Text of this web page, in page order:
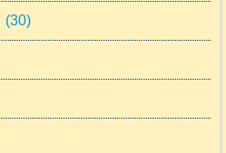
(30)